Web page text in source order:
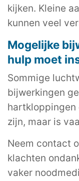
kijken. Kleine
kunnen veel
Mogelijke
hulp moet
Sommige
bijwerkingen
hartkloppingen
zijn, maar is
Neem contact
klachten
vaker